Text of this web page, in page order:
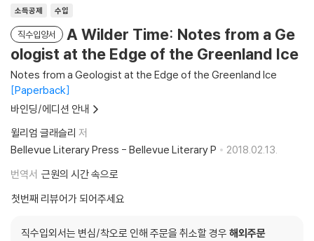
소득공제 수입
직수입양서
A Wilder Time: Notes from a Ge
ologist at the Edge of the Greenland Ice
Notes from a Geologist at the Edge of the Greenland Ice
Paperback
바인딩/에디션 안내
윌리엄 글래슬리 저
Bellevue Literary Press - Bellevue Literary P
2018.02.13.
번역서 근원의 시간 속으로
첫번째 리뷰어가 되어주세요
직수입외서는 변심/착오로 인해 주문을 취소할 경우 해외주문